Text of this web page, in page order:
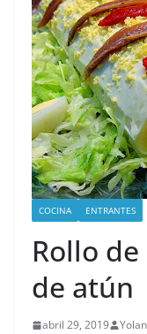
COCINA ENTRANTES
Rollo
de atún
abril 29, 2019